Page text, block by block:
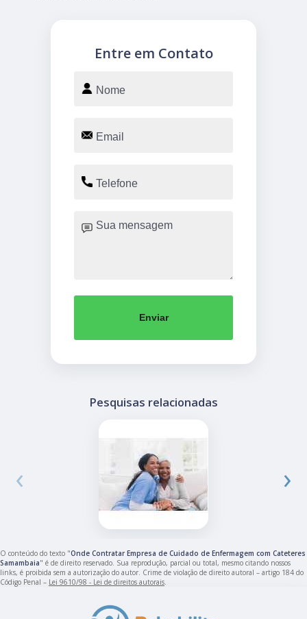
Entre em Contato
Enviar
Pesquisas relacionadas
‹ ›
O conteúdo do texto "Onde Contratar Empresa de Cuidado de Enfermagem com Cateteres
Samambaia" é de direito reservado. Sua reprodução, parcial ou total, mesmo citando nossos
links, é proibida sem a autorização do autor. Crime de violação de direito autoral – artigo 184 do
Código Penal – Lei 9610/98 - Lei de direitos autorais